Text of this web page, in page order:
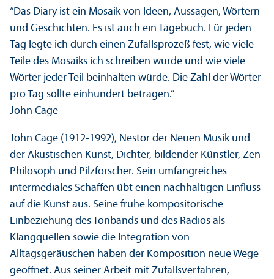
“Das Diary ist ein Mosaik von Ideen, Aussagen, Wörtern
und Geschichten. Es ist auch ein Tagebuch. Für jeden
Tag legte ich durch einen Zufallsprozeß fest, wie viele
Teile des Mosaiks ich schreiben würde und wie viele
Wörter jeder Teil beinhalten würde. Die Zahl der Wörter
pro Tag sollte einhundert betragen.”
John Cage
John Cage (1912-1992), Nestor der Neuen Musik und
der Akustischen Kunst, Dichter, bildender Künstler, Zen-
Philosoph und Pilzforscher. Sein umfangreiches
intermediales Schaffen übt einen nachhaltigen Einfluss
auf die Kunst aus. Seine frühe kompositorische
Einbeziehung des Tonbands und des Radios als
Klangquellen sowie die Integration von
Alltagsgeräuschen haben der Komposition neue Wege
geöffnet. Aus seiner Arbeit mit Zufallsverfahren,